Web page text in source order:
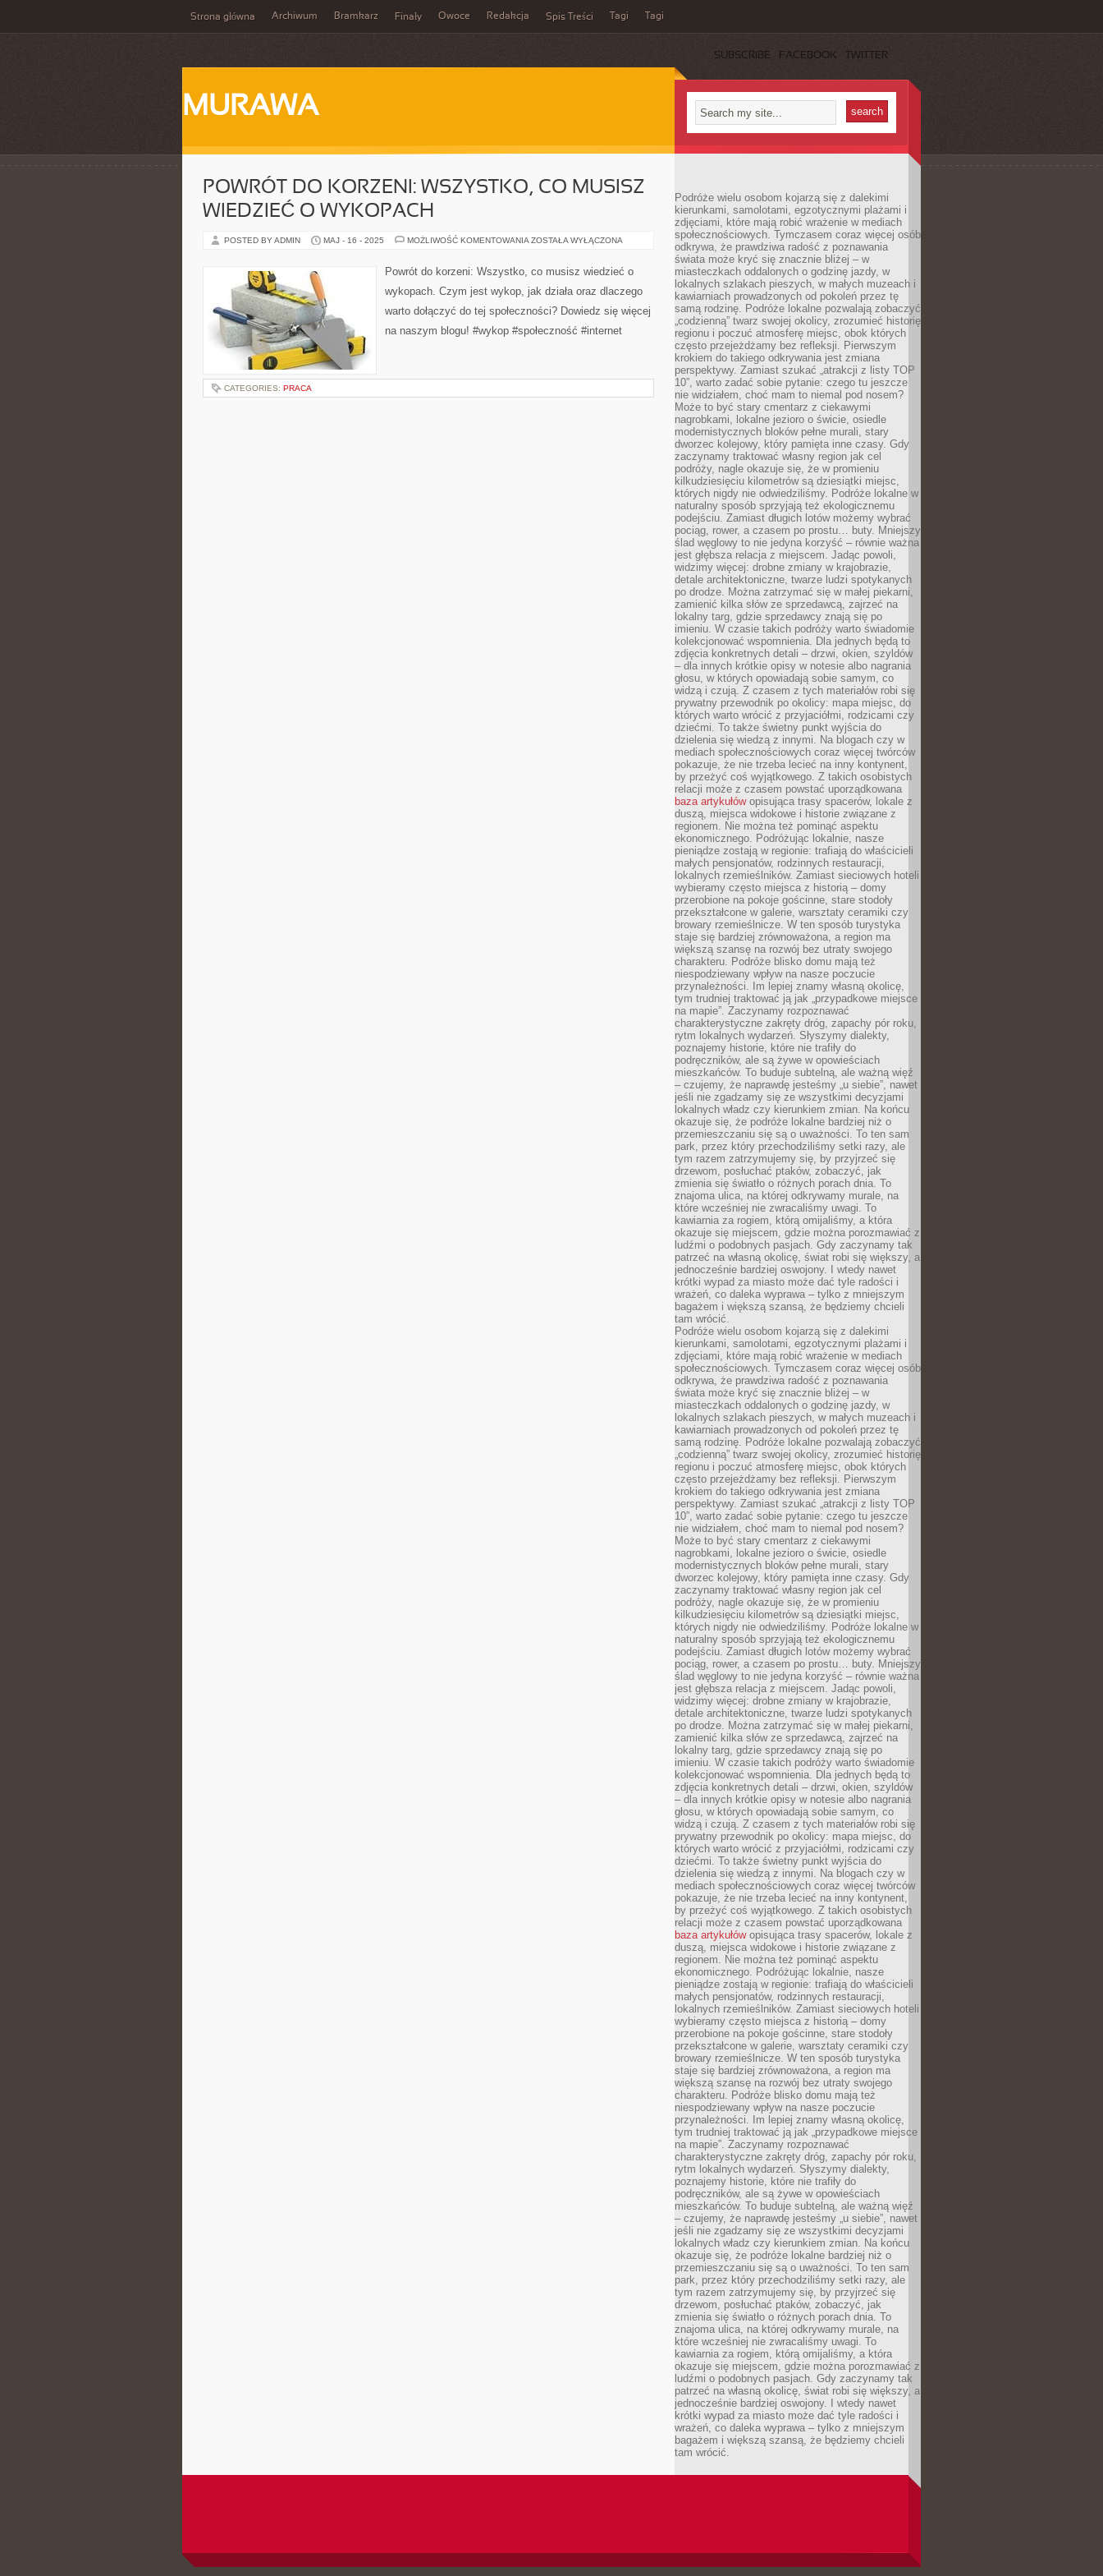
Strona główna Archiwum Bramkarz Finały Owoce Redakcja Spis Treści Tagi Tagi
SUBSCRIBE FACEBOOK TWITTER
MURAWA
POWRÓT DO KORZENI: WSZYSTKO, CO MUSISZ
WIEDZIEĆ O WYKOPACH
POSTED BY ADMIN MAJ - 16 - 2025 MOŻLIWOŚĆ KOMENTOWANIA POWRÓT
WSZYSTKO,
CO
WIEDZIEĆ
WYKOPACH
ZOSTAŁA WYŁĄCZONA
Powrót do korzeni: Wszystko, co musisz wiedzieć o
wykopach. Czym jest wykop, jak działa oraz dlaczego
warto dołączyć do tej społeczności? Dowiedz się więcej
na naszym blogu! #wykop #społeczność #internet
CATEGORIES: PRACA
Podróże wielu osobom kojarzą się z dalekimi
kierunkami, samolotami, egzotycznymi plażami i
zdjęciami, które mają robić wrażenie w mediach
społecznościowych. Tymczasem coraz więcej osób
odkrywa, że prawdziwa radość z poznawania
świata może kryć się znacznie bliżej – w
miasteczkach oddalonych o godzinę jazdy, w
lokalnych szlakach pieszych, w małych muzeach i
kawiarniach prowadzonych od pokoleń przez tę
samą rodzinę. Podróże lokalne pozwalają zobaczyć
„codzienną” twarz swojej okolicy, zrozumieć historię
regionu i poczuć atmosferę miejsc, obok których
często przejeżdżamy bez refleksji. Pierwszym
krokiem do takiego odkrywania jest zmiana
perspektywy. Zamiast szukać „atrakcji z listy TOP
10”, warto zadać sobie pytanie: czego tu jeszcze
nie widziałem, choć mam to niemal pod nosem?
Może to być stary cmentarz z ciekawymi
nagrobkami, lokalne jezioro o świcie, osiedle
modernistycznych bloków pełne murali, stary
dworzec kolejowy, który pamięta inne czasy. Gdy
zaczynamy traktować własny region jak cel
podróży, nagle okazuje się, że w promieniu
kilkudziesięciu kilometrów są dziesiątki miejsc,
których nigdy nie odwiedziliśmy. Podróże lokalne w
naturalny sposób sprzyjają też ekologicznemu
podejściu. Zamiast długich lotów możemy wybrać
pociąg, rower, a czasem po prostu… buty. Mniejszy
ślad węglowy to nie jedyna korzyść – równie ważna
jest głębsza relacja z miejscem. Jadąc powoli,
widzimy więcej: drobne zmiany w krajobrazie,
detale architektoniczne, twarze ludzi spotykanych
po drodze. Można zatrzymać się w małej piekarni,
zamienić kilka słów ze sprzedawcą, zajrzeć na
lokalny targ, gdzie sprzedawcy znają się po
imieniu. W czasie takich podróży warto świadomie
kolekcjonować wspomnienia. Dla jednych będą to
zdjęcia konkretnych detali – drzwi, okien, szyldów
– dla innych krótkie opisy w notesie albo nagrania
głosu, w których opowiadają sobie samym, co
widzą i czują. Z czasem z tych materiałów robi się
prywatny przewodnik po okolicy: mapa miejsc, do
których warto wrócić z przyjaciółmi, rodzicami czy
dziećmi. To także świetny punkt wyjścia do
dzielenia się wiedzą z innymi. Na blogach czy w
mediach społecznościowych coraz więcej twórców
pokazuje, że nie trzeba lecieć na inny kontynent,
by przeżyć coś wyjątkowego. Z takich osobistych
relacji może z czasem powstać uporządkowana
baza artykułówopisująca trasy spacerów, lokale z
duszą, miejsca widokowe i historie związane z
regionem. Nie można też pominąć aspektu
ekonomicznego. Podróżując lokalnie, nasze
pieniądze zostają w regionie: trafiają do właścicieli
małych pensjonatów, rodzinnych restauracji,
lokalnych rzemieślników. Zamiast sieciowych hoteli
wybieramy często miejsca z historią – domy
przerobione na pokoje gościnne, stare stodoły
przekształcone w galerie, warsztaty ceramiki czy
browary rzemieślnicze. W ten sposób turystyka
staje się bardziej zrównoważona, a region ma
większą szansę na rozwój bez utraty swojego
charakteru. Podróże blisko domu mają też
niespodziewany wpływ na nasze poczucie
przynależności. Im lepiej znamy własną okolicę,
tym trudniej traktować ją jak „przypadkowe miejsce
na mapie”. Zaczynamy rozpoznawać
charakterystyczne zakręty dróg, zapachy pór roku,
rytm lokalnych wydarzeń. Słyszymy dialekty,
poznajemy historie, które nie trafiły do
podręczników, ale są żywe w opowieściach
mieszkańców. To buduje subtelną, ale ważną więź
– czujemy, że naprawdę jesteśmy „u siebie”, nawet
jeśli nie zgadzamy się ze wszystkimi decyzjami
lokalnych władz czy kierunkiem zmian. Na końcu
okazuje się, że podróże lokalne bardziej niż o
przemieszczaniu się są o uważności. To ten sam
park, przez który przechodziliśmy setki razy, ale
tym razem zatrzymujemy się, by przyjrzeć się
drzewom, posłuchać ptaków, zobaczyć, jak
zmienia się światło o różnych porach dnia. To
znajoma ulica, na której odkrywamy murale, na
które wcześniej nie zwracaliśmy uwagi. To
kawiarnia za rogiem, którą omijaliśmy, a która
okazuje się miejscem, gdzie można porozmawiać z
ludźmi o podobnych pasjach. Gdy zaczynamy tak
patrzeć na własną okolicę, świat robi się większy, a
jednocześnie bardziej oswojony. I wtedy nawet
krótki wypad za miasto może dać tyle radości i
wrażeń, co daleka wyprawa – tylko z mniejszym
bagażem i większą szansą, że będziemy chcieli
tam wrócić.
Podróże wielu osobom kojarzą się z dalekimi
kierunkami, samolotami, egzotycznymi plażami i
zdjęciami, które mają robić wrażenie w mediach
społecznościowych. Tymczasem coraz więcej osób
odkrywa, że prawdziwa radość z poznawania
świata może kryć się znacznie bliżej – w
miasteczkach oddalonych o godzinę jazdy, w
lokalnych szlakach pieszych, w małych muzeach i
kawiarniach prowadzonych od pokoleń przez tę
samą rodzinę. Podróże lokalne pozwalają zobaczyć
„codzienną” twarz swojej okolicy, zrozumieć historię
regionu i poczuć atmosferę miejsc, obok których
często przejeżdżamy bez refleksji. Pierwszym
krokiem do takiego odkrywania jest zmiana
perspektywy. Zamiast szukać „atrakcji z listy TOP
10”, warto zadać sobie pytanie: czego tu jeszcze
nie widziałem, choć mam to niemal pod nosem?
Może to być stary cmentarz z ciekawymi
nagrobkami, lokalne jezioro o świcie, osiedle
modernistycznych bloków pełne murali, stary
dworzec kolejowy, który pamięta inne czasy. Gdy
zaczynamy traktować własny region jak cel
podróży, nagle okazuje się, że w promieniu
kilkudziesięciu kilometrów są dziesiątki miejsc,
których nigdy nie odwiedziliśmy. Podróże lokalne w
naturalny sposób sprzyjają też ekologicznemu
podejściu. Zamiast długich lotów możemy wybrać
pociąg, rower, a czasem po prostu… buty. Mniejszy
ślad węglowy to nie jedyna korzyść – równie ważna
jest głębsza relacja z miejscem. Jadąc powoli,
widzimy więcej: drobne zmiany w krajobrazie,
detale architektoniczne, twarze ludzi spotykanych
po drodze. Można zatrzymać się w małej piekarni,
zamienić kilka słów ze sprzedawcą, zajrzeć na
lokalny targ, gdzie sprzedawcy znają się po
imieniu. W czasie takich podróży warto świadomie
kolekcjonować wspomnienia. Dla jednych będą to
zdjęcia konkretnych detali – drzwi, okien, szyldów
– dla innych krótkie opisy w notesie albo nagrania
głosu, w których opowiadają sobie samym, co
widzą i czują. Z czasem z tych materiałów robi się
prywatny przewodnik po okolicy: mapa miejsc, do
których warto wrócić z przyjaciółmi, rodzicami czy
dziećmi. To także świetny punkt wyjścia do
dzielenia się wiedzą z innymi. Na blogach czy w
mediach społecznościowych coraz więcej twórców
pokazuje, że nie trzeba lecieć na inny kontynent,
by przeżyć coś wyjątkowego. Z takich osobistych
relacji może z czasem powstać uporządkowana
baza artykułówopisująca trasy spacerów, lokale z
duszą, miejsca widokowe i historie związane z
regionem. Nie można też pominąć aspektu
ekonomicznego. Podróżując lokalnie, nasze
pieniądze zostają w regionie: trafiają do właścicieli
małych pensjonatów, rodzinnych restauracji,
lokalnych rzemieślników. Zamiast sieciowych hoteli
wybieramy często miejsca z historią – domy
przerobione na pokoje gościnne, stare stodoły
przekształcone w galerie, warsztaty ceramiki czy
browary rzemieślnicze. W ten sposób turystyka
staje się bardziej zrównoważona, a region ma
większą szansę na rozwój bez utraty swojego
charakteru. Podróże blisko domu mają też
niespodziewany wpływ na nasze poczucie
przynależności. Im lepiej znamy własną okolicę,
tym trudniej traktować ją jak „przypadkowe miejsce
na mapie”. Zaczynamy rozpoznawać
charakterystyczne zakręty dróg, zapachy pór roku,
rytm lokalnych wydarzeń. Słyszymy dialekty,
poznajemy historie, które nie trafiły do
podręczników, ale są żywe w opowieściach
mieszkańców. To buduje subtelną, ale ważną więź
– czujemy, że naprawdę jesteśmy „u siebie”, nawet
jeśli nie zgadzamy się ze wszystkimi decyzjami
lokalnych władz czy kierunkiem zmian. Na końcu
okazuje się, że podróże lokalne bardziej niż o
przemieszczaniu się są o uważności. To ten sam
park, przez który przechodziliśmy setki razy, ale
tym razem zatrzymujemy się, by przyjrzeć się
drzewom, posłuchać ptaków, zobaczyć, jak
zmienia się światło o różnych porach dnia. To
znajoma ulica, na której odkrywamy murale, na
które wcześniej nie zwracaliśmy uwagi. To
kawiarnia za rogiem, którą omijaliśmy, a która
okazuje się miejscem, gdzie można porozmawiać z
ludźmi o podobnych pasjach. Gdy zaczynamy tak
patrzeć na własną okolicę, świat robi się większy, a
jednocześnie bardziej oswojony. I wtedy nawet
krótki wypad za miasto może dać tyle radości i
wrażeń, co daleka wyprawa – tylko z mniejszym
bagażem i większą szansą, że będziemy chcieli
tam wrócić.